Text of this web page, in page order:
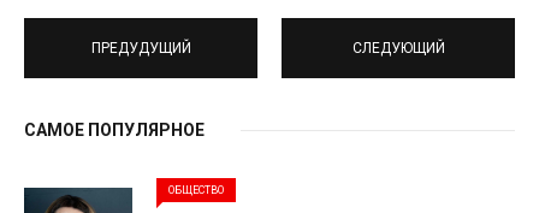
ПРЕДУДУЩИЙ СЛЕДУЮЩИЙ
САМОЕ ПОПУЛЯРНОЕ
ОБЩЕСТВО